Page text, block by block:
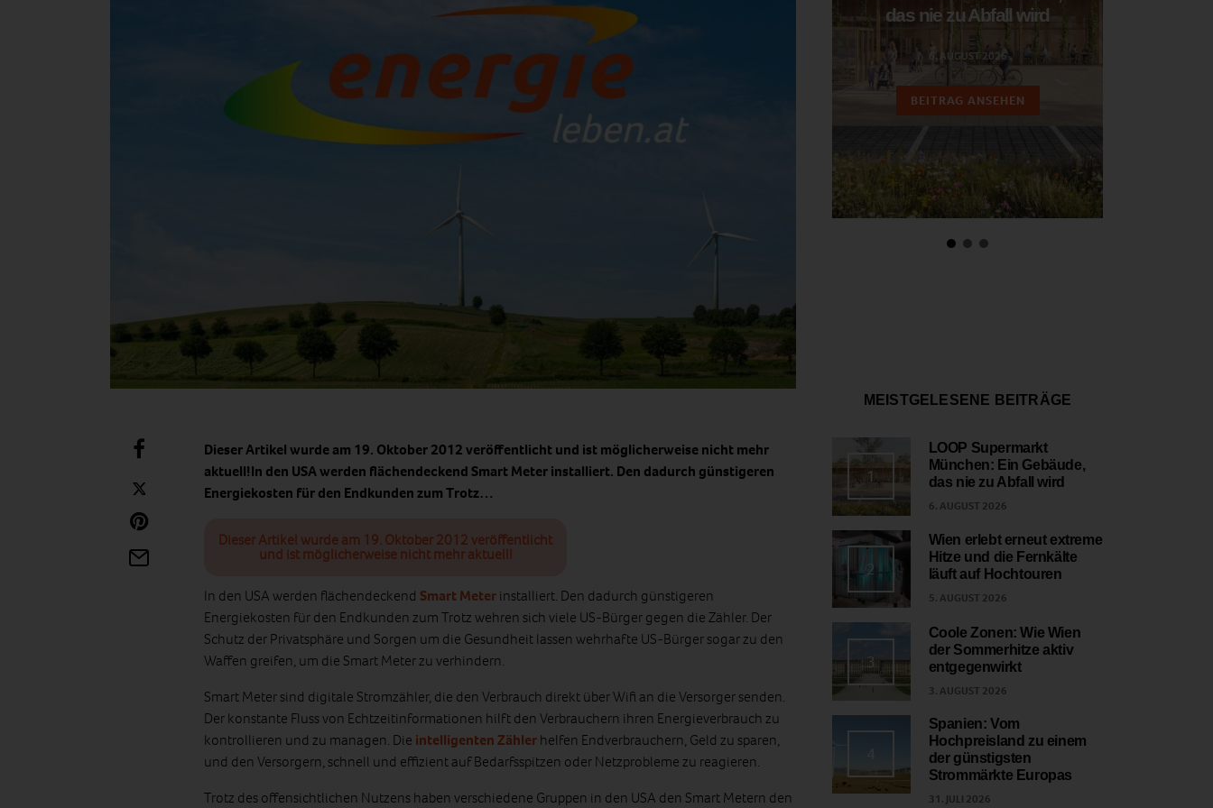
Dieser Artikel wurde am 19. Oktober 2012 veröffentlicht und ist möglicherweise nicht mehr
aktuell!In den USA werden flächendeckend Smart Meter installiert. Den dadurch günstigeren
Energiekosten für den Endkunden zum Trotz…
Dieser Artikel wurde am 19. Oktober 2012 veröffentlicht
und ist möglicherweise nicht mehr aktuell!
In den USA werden flächendeckend Smart Meterinstalliert. Den dadurch günstigeren
Energiekosten für den Endkunden zum Trotz wehren sich viele US-Bürger gegen die Zähler. Der
Schutz der Privatsphäre und Sorgen um die Gesundheit lassen wehrhafte US-Bürger sogar zu den
Waffen greifen, um die Smart Meter zu verhindern.
Smart Meter sind digitale Stromzähler, die den Verbrauch direkt über Wifi an die Versorger senden.
Der konstante Fluss von Echtzeitinformationen hilft den Verbrauchern ihren Energieverbrauch zu
kontrollieren und zu managen. Die intelligenten Zählerhelfen Endverbrauchern, Geld zu sparen,
und den Versorgern, schnell und effizient auf Bedarfsspitzen oder Netzprobleme zu reagieren.
Trotz des offensichtlichen Nutzens haben verschiedene Gruppen in den USA den Smart Metern den
das nie zu Abfall wird
6. AUGUST 2026
BEITRAG ANSEHEN
MEISTGELESENE BEITRÄGE
1
LOOP Supermarkt
München: Ein Gebäude,
das nie zu Abfall wird
6. AUGUST 2026
2
Wien erlebt erneut extreme
Hitze und die Fernkälte
läuft auf Hochtouren
5. AUGUST 2026
3
Coole Zonen: Wie Wien
der Sommerhitze aktiv
entgegenwirkt
3. AUGUST 2026
4
Spanien: Vom
Hochpreisland zu einem
der günstigsten
Strommärkte Europas
31. JULI 2026